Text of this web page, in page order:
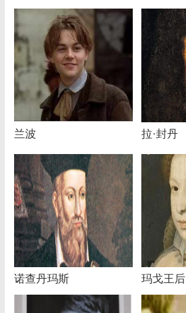
兰波 拉·封丹
诺查丹玛斯 玛戈王后